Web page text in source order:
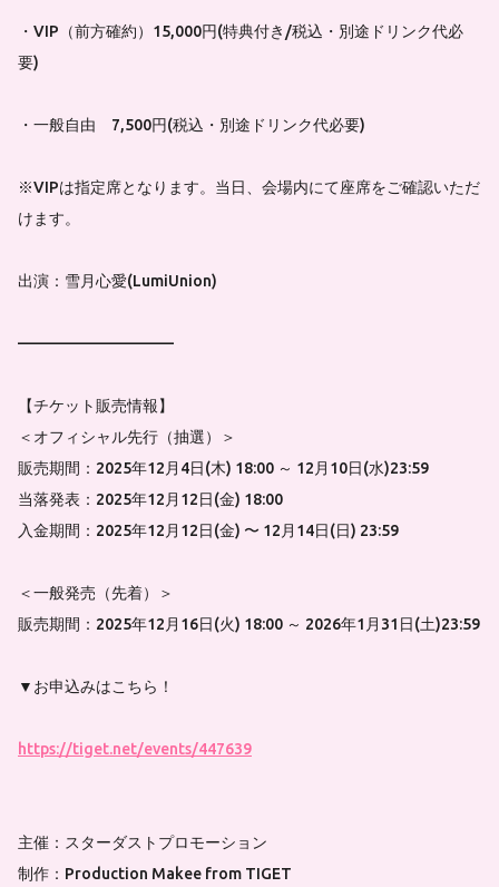
・VIP（前方確約）15,000円(特典付き/税込・別途ドリンク代必
要)
・一般自由 7,500円(税込・別途ドリンク代必要)
※VIPは指定席となります。当日、会場内にて座席をご確認いただ
けます。
出演：雪月心愛(LumiUnion)
——————————
【チケット販売情報】
＜オフィシャル先行（抽選）＞
販売期間：2025年12月4日(木) 18:00 ～ 12月10日(水)23:59
当落発表：2025年12月12日(金) 18:00
入金期間：2025年12月12日(金) 〜 12月14日(日) 23:59
＜一般発売（先着）＞
販売期間：2025年12月16日(火) 18:00 ～ 2026年1月31日(土)23:59
▼お申込みはこちら！
https://tiget.net/events/447639
主催：スターダストプロモーション
制作：Production Makee from TIGET